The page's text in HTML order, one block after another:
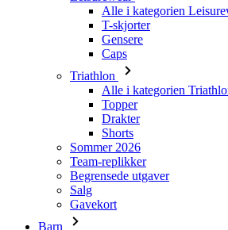
Triathlon
Alle i kategorien Triathlon
Topper
Drakter
Shorts
Sommer 2026
Team-replikker
Begrensede utgaver
Salg
Gavekort
Barn
Alle i kategorien Barn
Sykling
Alle i kategorien Sykling